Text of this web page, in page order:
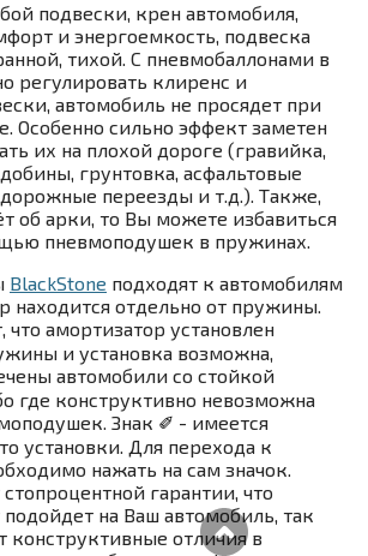
подвески, крен автомобиля,
и энергоемкость, подвеска
тихой. С пневмобаллонами в
регулировать клиренс и
автомобиль не просядет при
Особенно сильно эффект заметен
их на плохой дороге (гравийка,
грунтовка, асфальтовые
переезды и т.д.). Также,
об арки, то Вы можете избавиться
пневмоподушек в пружинах.
BlackStone подходят к автомобилям
находится отдельно от пружины.
что амортизатор установлен
и установка возможна,
автомобили со стойкой
где конструктивно невозможна
Знак ✐ - имеется
установки. Для перехода к
нажать на сам значок.
гарантии, что
на Ваш автомобиль, так
конструктивные отличия в